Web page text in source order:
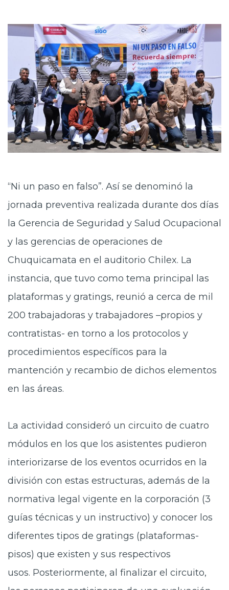
Acceso trabajadores/as
“Ni un paso en falso”. Así se denominó la
jornada preventiva realizada durante dos días
la Gerencia de Seguridad y Salud Ocupacional
y las gerencias de operaciones de
Chuquicamata en el auditorio Chilex. La
instancia, que tuvo como tema principal las
plataformas y gratings, reunió a cerca de mil
200 trabajadoras y trabajadores –propios y
contratistas- en torno a los protocolos y
procedimientos específicos para la
mantención y recambio de dichos elementos
en las áreas.
La actividad consideró un circuito de cuatro
módulos en los que los asistentes pudieron
interiorizarse de los eventos ocurridos en la
división con estas estructuras, además de la
normativa legal vigente en la corporación (3
guías técnicas y un instructivo) y conocer los
diferentes tipos de gratings (plataformas-
pisos) que existen y sus respectivos
usos. Posteriormente, al finalizar el circuito,